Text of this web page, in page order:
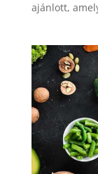
ajánlott,